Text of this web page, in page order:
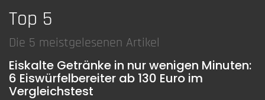
Top 5
Die 5 meistgelesenen Artikel
Eiskalte Getränke in nur wenigen Minuten:
6 Eiswürfelbereiter ab 130 Euro im
Vergleichstest